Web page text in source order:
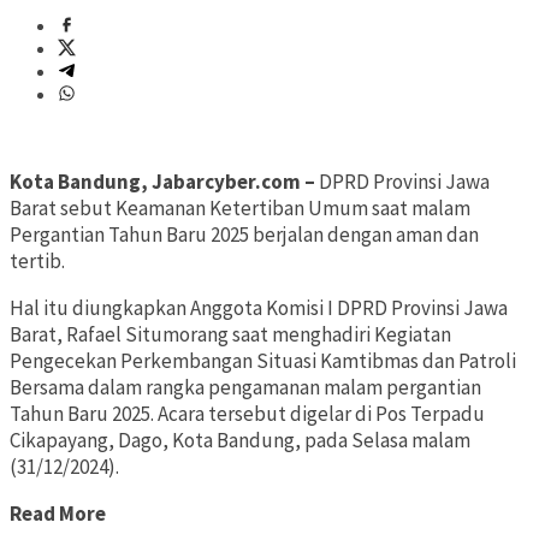
Kota Bandung, Jabarcyber.com – DPRD Provinsi Jawa
Barat sebut Keamanan Ketertiban Umum saat malam
Pergantian Tahun Baru 2025 berjalan dengan aman dan
tertib.
Hal itu diungkapkan Anggota Komisi I DPRD Provinsi Jawa
Barat, Rafael Situmorang saat menghadiri Kegiatan
Pengecekan Perkembangan Situasi Kamtibmas dan Patroli
Bersama dalam rangka pengamanan malam pergantian
Tahun Baru 2025. Acara tersebut digelar di Pos Terpadu
Cikapayang, Dago, Kota Bandung, pada Selasa malam
(31/12/2024).
Read More